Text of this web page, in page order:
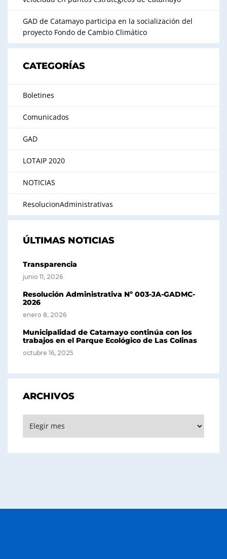
GAD de Catamayo participa en la socialización del
proyecto Fondo de Cambio Climático
CATEGORÍAS
Boletines
Comunicados
GAD
LOTAIP 2020
NOTICIAS
ResolucionAdministrativas
ÚLTIMAS NOTICIAS
Transparencia
junio 11, 2026
Resolución Administrativa Nº 003-JA-GADMC-
2026
enero 8, 2026
Municipalidad de Catamayo continúa con los
trabajos en el Parque Ecológico de Las Colinas
octubre 16, 2025
ARCHIVOS